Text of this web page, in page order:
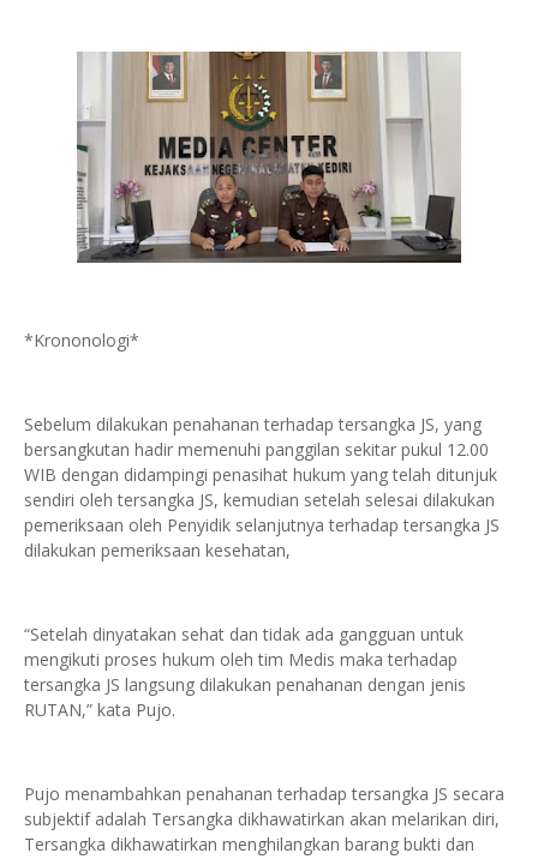
*Krononologi*
Sebelum dilakukan penahanan terhadap tersangka JS, yang
bersangkutan hadir memenuhi panggilan sekitar pukul 12.00
WIB dengan didampingi penasihat hukum yang telah ditunjuk
sendiri oleh tersangka JS, kemudian setelah selesai dilakukan
pemeriksaan oleh Penyidik selanjutnya terhadap tersangka JS
dilakukan pemeriksaan kesehatan,
“Setelah dinyatakan sehat dan tidak ada gangguan untuk
mengikuti proses hukum oleh tim Medis maka terhadap
tersangka JS langsung dilakukan penahanan dengan jenis
RUTAN,” kata Pujo.
Pujo menambahkan penahanan terhadap tersangka JS secara
subjektif adalah Tersangka dikhawatirkan akan melarikan diri,
Tersangka dikhawatirkan menghilangkan barang bukti dan